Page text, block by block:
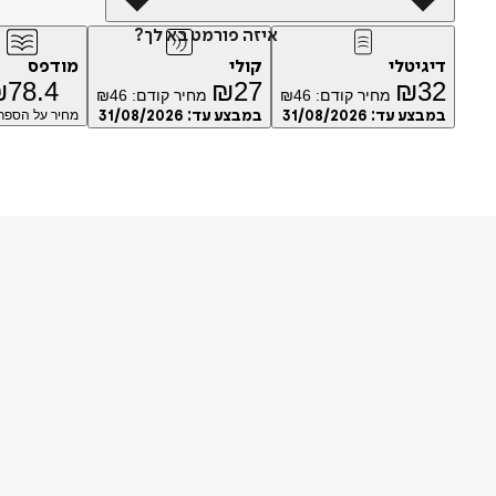
איזה פורמט בא לך?
דיגיטלי
₪32 מחיר קודם: ₪46
במבצע עד: 31/08/2026
קולי
₪27 מחיר קודם: ₪46
במבצע עד: 31/08/2026
מודפס
78.4
מחיר על